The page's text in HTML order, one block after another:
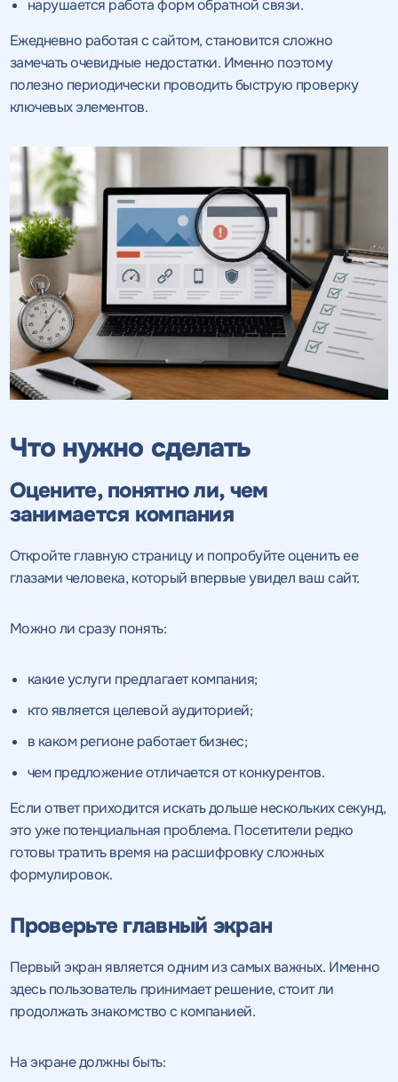
нарушается работа форм обратной связи.
Ежедневно работая с сайтом, становится сложно
замечать очевидные недостатки. Именно поэтому
полезно периодически проводить быструю проверку
ключевых элементов.
Что нужно сделать
Оцените, понятно ли, чем
занимается компания
Откройте главную страницу и попробуйте оценить ее
глазами человека, который впервые увидел ваш сайт.
Можно ли сразу понять:
какие услуги предлагает компания;
кто является целевой аудиторией;
в каком регионе работает бизнес;
чем предложение отличается от конкурентов.
Если ответ приходится искать дольше нескольких секунд,
это уже потенциальная проблема. Посетители редко
готовы тратить время на расшифровку сложных
формулировок.
Проверьте главный экран
Первый экран является одним из самых важных. Именно
здесь пользователь принимает решение, стоит ли
продолжать знакомство с компанией.
На экране должны быть: